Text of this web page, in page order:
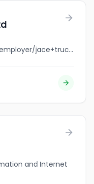
jobbank.gc.ca/browsejobs/employer/jace+trucklines+ltd/ca
and Internet